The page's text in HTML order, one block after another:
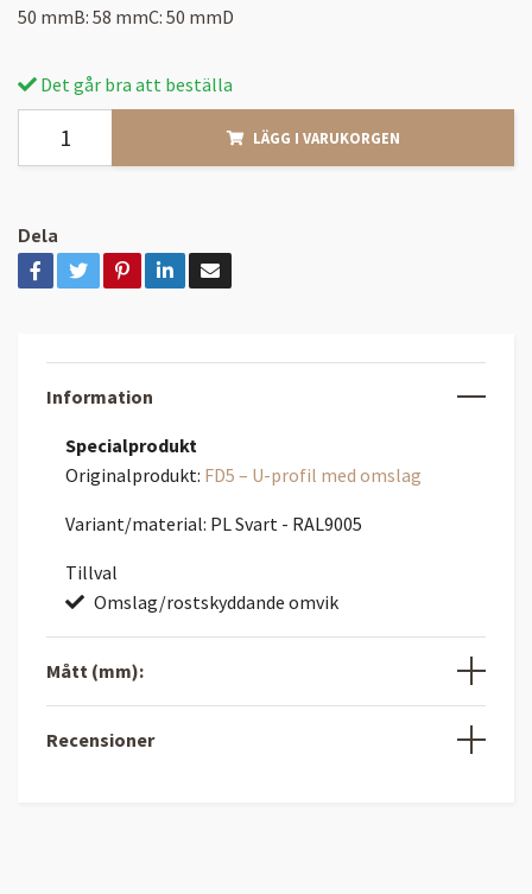
50 mmB: 58 mmC: 50 mmD
Det går bra att beställa
LÄGG I VARUKORGEN
Dela
Information
Specialprodukt
Originalprodukt: FD5 – U-profil med omslag
Variant/material: PL Svart - RAL9005
Tillval
Omslag/rostskyddande omvik
Mått (mm):
Recensioner